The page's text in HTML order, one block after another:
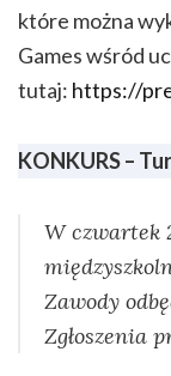
które można
Games wśród
tutaj: https://
KONKURS –
W czwartek
Zawody
Zgłoszenia